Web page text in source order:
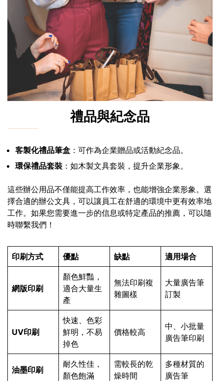
禮品與紀念品
客製化禮品筆盒 ：可作為企業贈品或活動紀念品。
環保禮品套裝 ：如木製文具套裝，提升企業形象。
這些辦公用品不僅能提高工作效率，也能增強企業形象。選
擇合適的辦公文具，可以讓員工在舒適的環境中更有效率地
工作。如果您需要進一步的信息或特定產品的推薦，可以隨
時聯繫我們！
印刷方式 優點 缺點 適用場合
網版印刷
顏色鮮豔，
適合大量生
產
無法印刷複
雜圖樣
大量廣告筆
訂製
UV印刷
快速、色彩
鮮明，不易
掉色
價格較高
中、小批量
廣告筆印刷
油墨印刷
耐久性佳，
顏色飽滿
需較長的乾
燥時間
多種材質的
廣告筆